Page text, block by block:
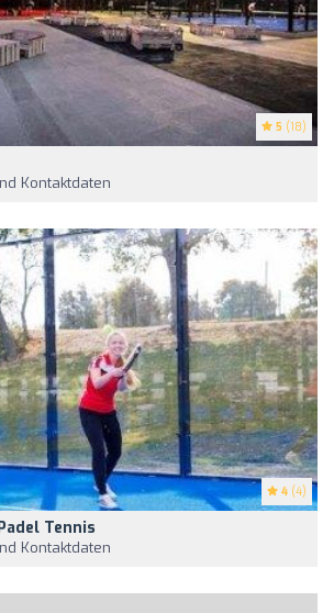
5 (18)
Kontaktdaten
4 (4)
Tennis
Kontaktdaten